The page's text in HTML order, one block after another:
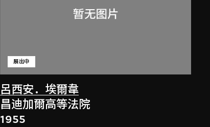
呂西安．埃爾韋
展出中
昌迪加爾高等法院
1955